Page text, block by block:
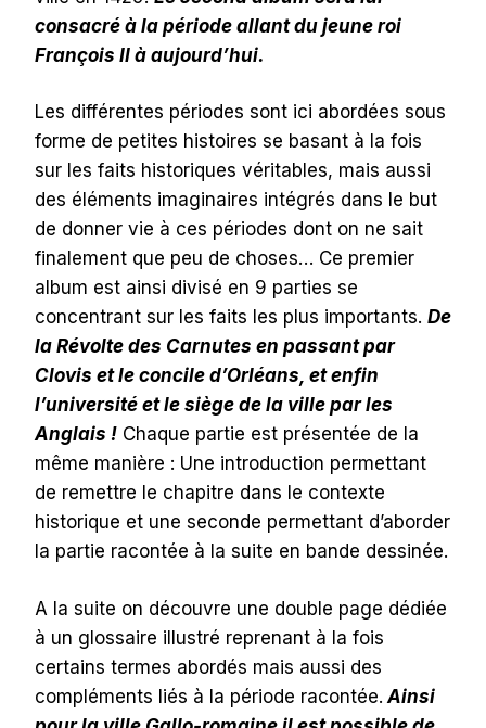
consacré à la période allant du jeune roi
François II à aujourd’hui.
Les différentes périodes sont ici abordées sous
forme de petites histoires se basant à la fois
sur les faits historiques véritables, mais aussi
des éléments imaginaires intégrés dans le but
de donner vie à ces périodes dont on ne sait
finalement que peu de choses… Ce premier
album est ainsi divisé en 9 parties se
concentrant sur les faits les plus importants. De
la Révolte des Carnutes en passant par
Clovis et le concile d’Orléans, et enfin
l’université et le siège de la ville par les
Anglais ! Chaque partie est présentée de la
même manière : Une introduction permettant
de remettre le chapitre dans le contexte
historique et une seconde permettant d’aborder
la partie racontée à la suite en bande dessinée.
A la suite on découvre une double page dédiée
à un glossaire illustré reprenant à la fois
certains termes abordés mais aussi des
compléments liés à la période racontée. Ainsi